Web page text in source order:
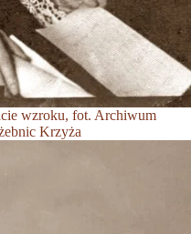
wzroku, fot. Archiwum
Krzyża